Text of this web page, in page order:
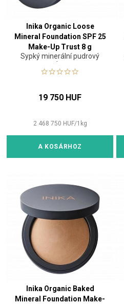
Inika Organic Loose
Mineral Foundation SPF 25
Make-Up Trust 8 g
Sypký minerální pudrový
make-up
19 750 HUF
2 468 750 HUF/1 kg
A KOSÁRHOZ
Inika Organic Baked
Mineral Foundation Make-